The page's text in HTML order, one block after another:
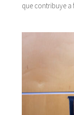
que contribuye a